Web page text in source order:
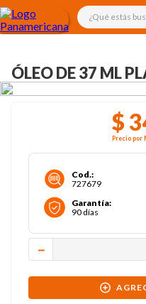
¿Qué estás
ÓLEO DE 37 ML
$
Precio por
Cod.:
727679
Garantía:
90 días
－